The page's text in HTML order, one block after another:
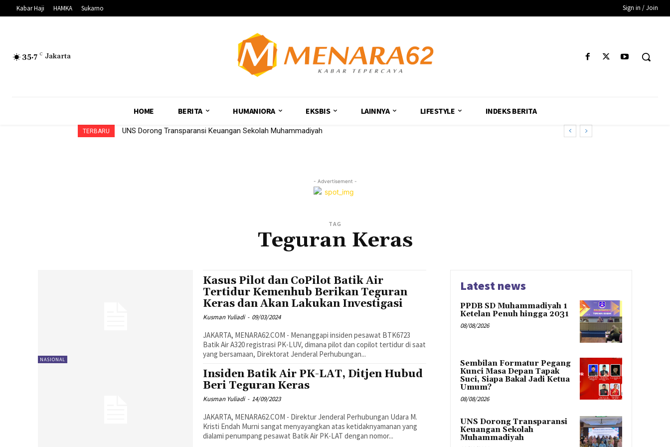
Kabar Haji HAMKA Sukarno Sign in / Join
35.7 C Jakarta
HOME BERITA HUMANIORA EKSBIS LAINNYA LIFESTYLE INDEKS BERITA
TERBARU UNS Dorong Transparansi Keuangan Sekolah Muhammadiyah
- Advertisement -
TAG
Teguran Keras
NASIONAL
Kasus Pilot dan CoPilot Batik Air
Tertidur Kemenhub Berikan Teguran
Keras dan Akan Lakukan Investigasi
Kusman Yuliadi - 09/03/2024
JAKARTA, MENARA62.COM - Menanggapi insiden pesawat BTK6723
Batik Air A320 registrasi PK-LUV, dimana pilot dan copilot tertidur di saat
yang bersamaan, Direktorat Jenderal Perhubungan...
Insiden Batik Air PK-LAT, Ditjen Hubud
Beri Teguran Keras
Kusman Yuliadi - 14/09/2023
JAKARTA, MENARA62.COM - Direktur Jenderal Perhubungan Udara M.
Kristi Endah Murni sangat menyayangkan atas ketidaknyamanan yang
dialami penumpang pesawat Batik Air PK-LAT dengan nomor...
Latest news
PPDB SD Muhammadiyah 1
Ketelan Penuh hingga 2031
08/08/2026
Sembilan Formatur Pegang
Kunci Masa Depan Tapak
Suci, Siapa Bakal Jadi Ketua
Umum?
08/08/2026
UNS Dorong Transparansi
Keuangan Sekolah
Muhammadiyah